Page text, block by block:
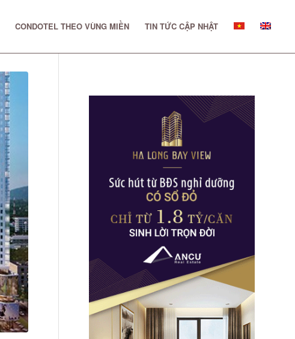
CONDOTEL THEO VÙNG MIỀN TIN TỨC CẬP NHẬT